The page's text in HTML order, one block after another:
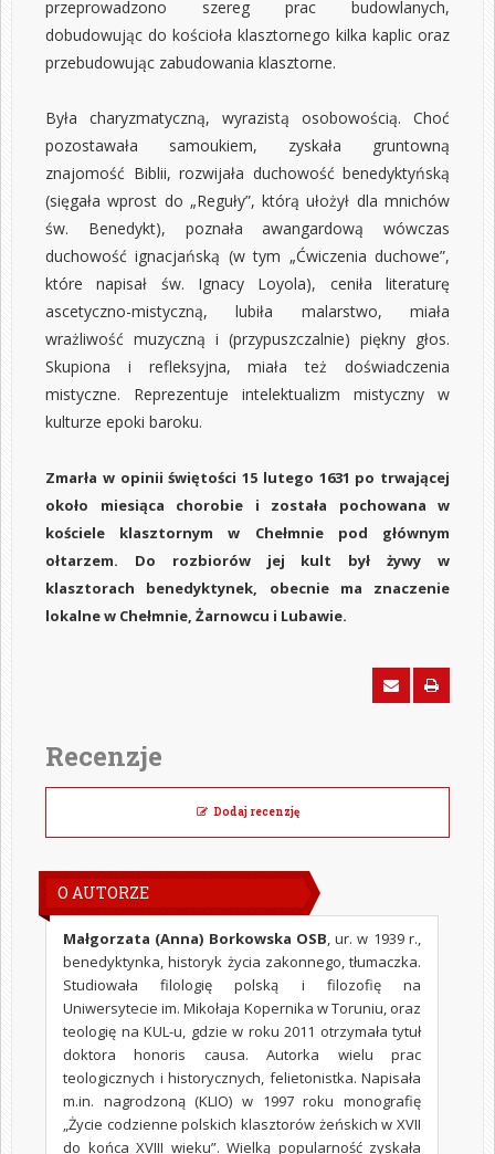
przeprowadzono szereg prac budowlanych,
dobudowując do kościoła klasztornego kilka kaplic oraz
przebudowując zabudowania klasztorne.
Była charyzmatyczną, wyrazistą osobowością. Choć
pozostawała samoukiem, zyskała gruntowną
znajomość Biblii, rozwijała duchowość benedyktyńską
(sięgała wprost do „Reguły”, którą ułożył dla mnichów
św. Benedykt), poznała awangardową wówczas
duchowość ignacjańską (w tym „Ćwiczenia duchowe”,
które napisał św. Ignacy Loyola), ceniła literaturę
ascetyczno-mistyczną, lubiła malarstwo, miała
wrażliwość muzyczną i (przypuszczalnie) piękny głos.
Skupiona i refleksyjna, miała też doświadczenia
mistyczne. Reprezentuje intelektualizm mistyczny w
kulturze epoki baroku.
Zmarła w opinii świętości 15 lutego 1631 po trwającej
około miesiąca chorobie i została pochowana w
kościele klasztornym w Chełmnie pod głównym
ołtarzem. Do rozbiorów jej kult był żywy w
klasztorach benedyktynek, obecnie ma znaczenie
lokalne w Chełmnie, Żarnowcu i Lubawie.
Recenzje
Dodaj recenzję
O AUTORZE
Małgorzata (Anna) Borkowska OSB, ur. w 1939 r.,
benedyktynka, historyk życia zakonnego, tłumaczka.
Studiowała filologię polską i filozofię na
Uniwersytecie im. Mikołaja Kopernika w Toruniu, oraz
teologię na KUL-u, gdzie w roku 2011 otrzymała tytuł
doktora honoris causa. Autorka wielu prac
teologicznych i historycznych, felietonistka. Napisała
m.in. nagrodzoną (KLIO) w 1997 roku monografię
„Życie codzienne polskich klasztorów żeńskich w XVII
do końca XVIII wieku”. Wielką popularność zyskała